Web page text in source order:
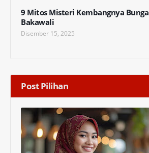
9 Mitos Misteri Kembangnya Bunga
Bakawali
Disember 15, 2025
Post Pilihan